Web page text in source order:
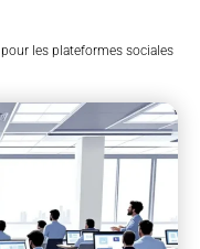
les plateformes sociales